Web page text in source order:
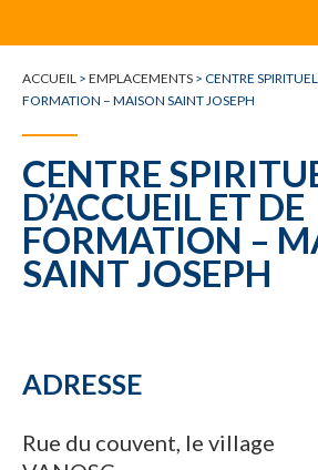
ACCUEIL > EMPLACEMENTS > CENTRE
FORMATION – MAISON SAINT JOSEPH
CENTRE
D’ACCUEIL ET DE
FORMATION –
SAINT JOSEPH
ADRESSE
Rue du couvent, le village